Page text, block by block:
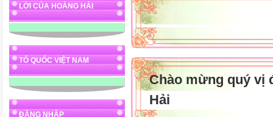
LỜI CỦA HOÀNG HẢI
TỔ QUỐC VIỆT NAM
ĐĂNG NHẬP
Chào mừng quý vị
Hải